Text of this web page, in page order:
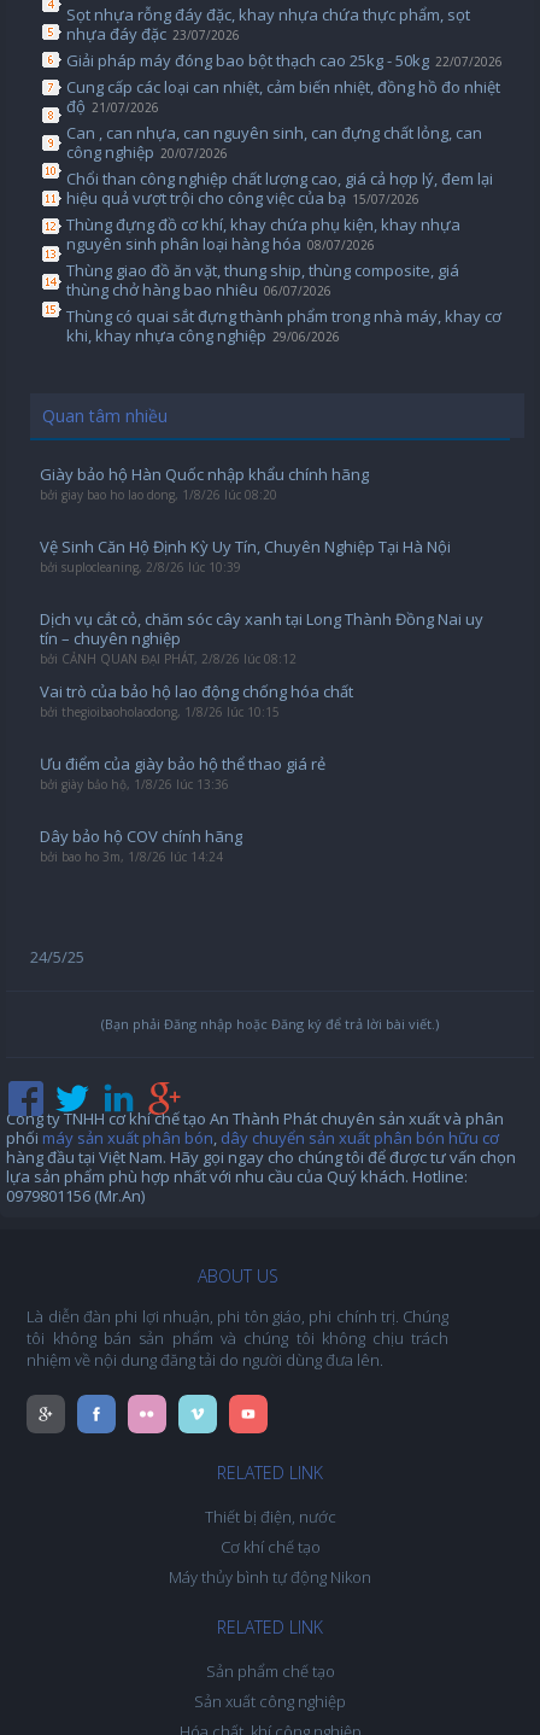
Sọt nhựa rỗng đáy đặc, khay nhựa chứa thực phẩm, sọt
nhựa đáy đặc 23/07/2026
Giải pháp máy đóng bao bột thạch cao 25kg - 50kg 22/07/2026
Cung cấp các loại can nhiệt, cảm biến nhiệt, đồng hồ đo nhiệt
độ 21/07/2026
Can , can nhựa, can nguyên sinh, can đựng chất lỏng, can
công nghiệp 20/07/2026
Chổi than công nghiệp chất lượng cao, giá cả hợp lý, đem lại
hiệu quả vượt trội cho công việc của bạ 15/07/2026
Thùng đựng đồ cơ khí, khay chứa phụ kiện, khay nhựa
nguyên sinh phân loại hàng hóa 08/07/2026
Thùng giao đồ ăn vặt, thung ship, thùng composite, giá
thùng chở hàng bao nhiêu 06/07/2026
Thùng có quai sắt đựng thành phẩm trong nhà máy, khay cơ
khi, khay nhựa công nghiệp 29/06/2026
Quan tâm nhiều
Giày bảo hộ Hàn Quốc nhập khẩu chính hãng
bởi giay bao ho lao dong, 1/8/26 lúc 08:20
Vệ Sinh Căn Hộ Định Kỳ Uy Tín, Chuyên Nghiệp Tại Hà Nội
bởi suplocleaning, 2/8/26 lúc 10:39
Dịch vụ cắt cỏ, chăm sóc cây xanh tại Long Thành Đồng Nai uy
tín – chuyên nghiệp
bởi CẢNH QUAN ĐẠI PHÁT, 2/8/26 lúc 08:12
Vai trò của bảo hộ lao động chống hóa chất
bởi thegioibaoholaodong, 1/8/26 lúc 10:15
Ưu điểm của giày bảo hộ thể thao giá rẻ
bởi giày bảo hộ, 1/8/26 lúc 13:36
Dây bảo hộ COV chính hãng
bởi bao ho 3m, 1/8/26 lúc 14:24
24/5/25
(Bạn phải Đăng nhập hoặc Đăng ký để trả lời bài viết.)
Công ty TNHH cơ khí chế tạo An Thành Phát chuyên sản xuất và phân
phối máy sản xuất phân bón, dây chuyển sản xuất phân bón hữu cơ
hàng đầu tại Việt Nam. Hãy gọi ngay cho chúng tôi để được tư vấn chọn
lựa sản phẩm phù hợp nhất với nhu cầu của Quý khách. Hotline:
0979801156 (Mr.An)
ABOUT US
Là diễn đàn phi lợi nhuận, phi tôn giáo, phi chính trị. Chúng
tôi không bán sản phẩm và chúng tôi không chịu trách
nhiệm về nội dung đăng tải do người dùng đưa lên.
RELATED LINK
Thiết bị điện, nước
Cơ khí chế tạo
Máy thủy bình tự động Nikon
RELATED LINK
Sản phẩm chế tạo
Sản xuất công nghiệp